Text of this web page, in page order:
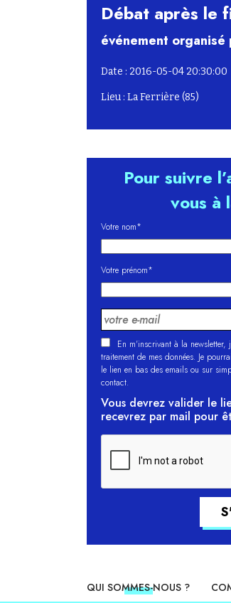
Débat après le
événement organisé
Date : 2016-05-04 20:30:00
Lieu : La Ferrière (85)
Pour suivre
vous à
Votre nom*
Votre prénom*
En m'inscrivant à la newsletter,
traitement de mes données. Je
le lien en bas des emails ou sur
contact.
Vous devrez valider le
recevrez par mail pour
QUI SOMMES-NOUS ?